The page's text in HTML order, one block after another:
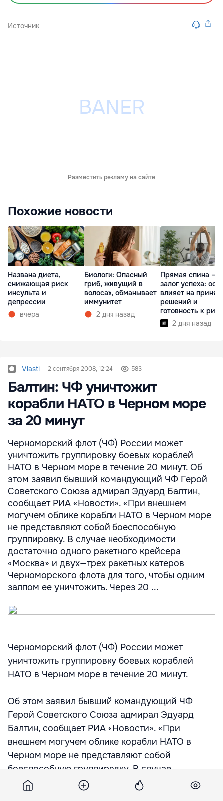
Источник
Разместить рекламу на сайте
Похожие новости
Названа диета,
снижающая риск
инсульта и
депрессии
вчера
Биологи: Опасный
гриб, живущий в
волосах, обманывает
иммунитет
2 дня назад
Прямая спина —
залог успеха:
влияет на
решений и
готовность к
2 дня назад
Vlasti 2 сентября 2008, 12:24 583
Балтин: ЧФ уничтожит
корабли НАТО в Черном море
за 20 минут
Черноморский флот (ЧФ) России может
уничтожить группировку боевых кораблей
НАТО в Черном море в течение 20 минут. Об
этом заявил бывший командующий ЧФ Герой
Советского Союза адмирал Эдуард Балтин,
сообщает РИА «Новости». «При внешнем
могучем облике корабли НАТО в Черном море
не представляют собой боеспособную
группировку. В случае необходимости
достаточно одного ракетного крейсера
«Москва» и двух—трех ракетных катеров
Черноморского флота для того, чтобы одним
залпом ее уничтожить. Через 20 ...
Черноморский флот (ЧФ) России может
уничтожить группировку боевых кораблей
НАТО в Черном море в течение 20 минут.
Об этом заявил бывший командующий ЧФ
Герой Советского Союза адмирал Эдуард
Балтин, сообщает РИА «Новости». «При
внешнем могучем облике корабли НАТО в
Черном море не представляют собой
боеспособную группировку. В случае
необходимости достаточно одного ракетного